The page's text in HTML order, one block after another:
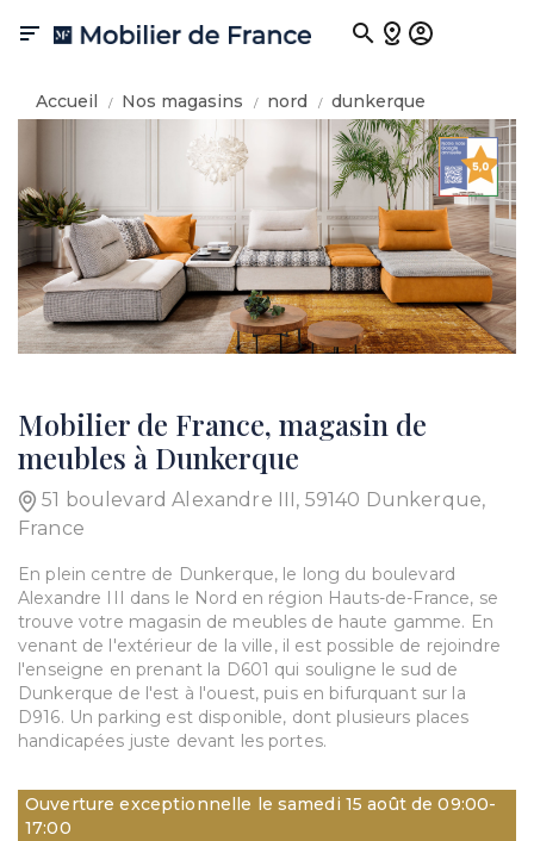

Accueil Nos magasins nord dunkerque
Mobilier de France, magasin de
meubles à Dunkerque
51 boulevard Alexandre III, 59140 Dunkerque,
France
En plein centre de Dunkerque, le long du boulevard
Alexandre III dans le Nord en région Hauts-de-France, se
trouve votre magasin de meubles de haute gamme. En
venant de l'extérieur de la ville, il est possible de rejoindre
l'enseigne en prenant la D601 qui souligne le sud de
Dunkerque de l'est à l'ouest, puis en bifurquant sur la
D916. Un parking est disponible, dont plusieurs places
handicapées juste devant les portes.
Ouverture exceptionnelle le samedi 15 août de 09:00-
17:00